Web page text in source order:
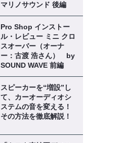
マリノサウンド 後編
Pro Shop インストー
ル・レビュー ミニ クロ
スオーバー（オーナ
ー：古渡 浩さん） by
SOUND WAVE 前編
スピーカーを“増設”し
て、カーオーディオシ
ステムの音を変える！
その方法を徹底解説！